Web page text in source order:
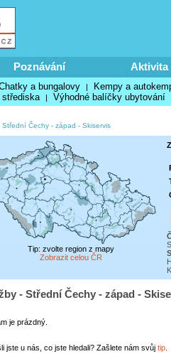
Poznávání Aktivita
a bungalovy | Kempy a
střediska | Výhodné balíčky ubytování
Střední Čechy - západ - Skiservis
Tip: zvolte region z mapy
Zobrazit celou ČR
- Střední Čechy - západ -
je prázdný.
jste u nás, co jste hledali? Zašlete nám svůj tip